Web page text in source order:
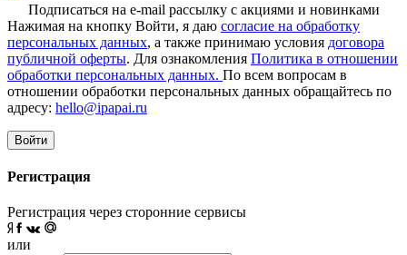
Подписаться на e-mail рассылку с акциями и новинками
Нажимая на кнопку Войти, я даю согласие на обработку
персональных данных, а также принимаю условия договора
публичной оферты. Для ознакомления Политика в отношении
обработки персональных данных. По всем вопросам в
отношении обработки персональных данных обращайтесь по
адресу: hello@ipapai.ru
Войти
Регистрация
Регистрация через сторонние сервисы
или